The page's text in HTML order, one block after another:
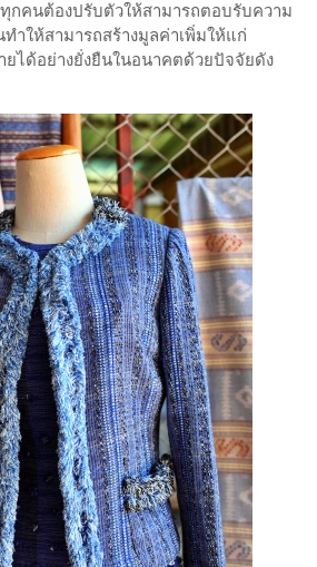
กคนต้องปรับตัวให้สามารถตอบรับความ
ำให้สามารถสร้างมูลค่าเพิ่มให้แก่
ได้อย่างยั่งยืนในอนาคตด้วยปัจจัยดัง